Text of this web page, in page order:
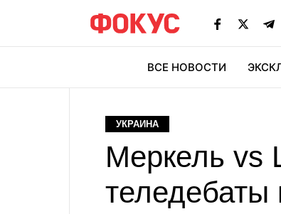
ВСЕ НОВОСТИ
УКРАИНА
Меркель vs
теледебаты